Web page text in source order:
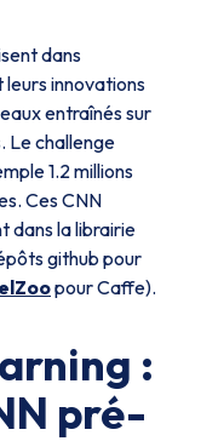
dans
leurs innovations
entraînés sur
Le challenge
1.2 millions
Ces CNN
dans la librairie
github pour
pour Caffe).
:
pré-